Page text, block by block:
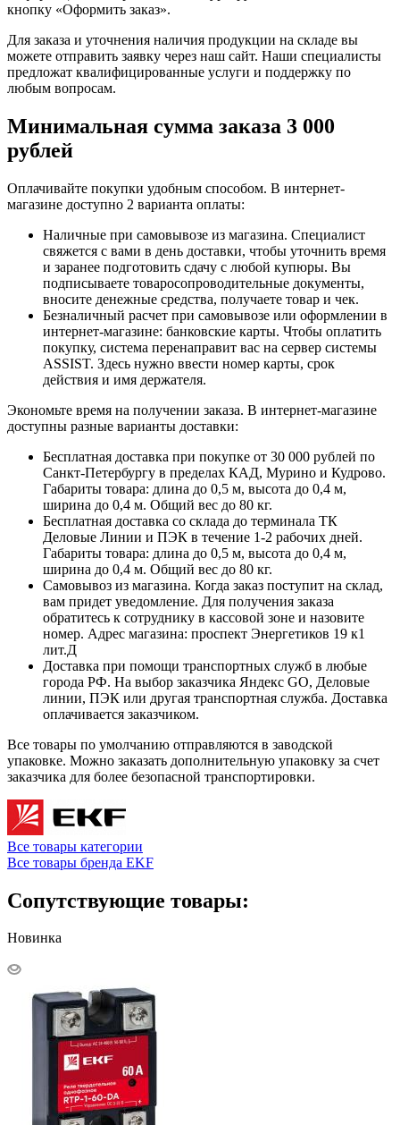
кнопку «Оформить заказ».
Для заказа и уточнения наличия продукции на складе вы
можете отправить заявку через наш сайт. Наши специалисты
предложат квалифицированные услуги и поддержку по
любым вопросам.
Минимальная сумма заказа 3 000
рублей
Оплачивайте покупки удобным способом. В интернет-
магазине доступно 2 варианта оплаты:
Наличные при самовывозе из магазина. Специалист
свяжется с вами в день доставки, чтобы уточнить время
и заранее подготовить сдачу с любой купюры. Вы
подписываете товаросопроводительные документы,
вносите денежные средства, получаете товар и чек.
Безналичный расчет при самовывозе или оформлении в
интернет-магазине: банковские карты. Чтобы оплатить
покупку, система перенаправит вас на сервер системы
ASSIST. Здесь нужно ввести номер карты, срок
действия и имя держателя.
Экономьте время на получении заказа. В интернет-магазине
доступны разные варианты доставки:
Бесплатная доставка при покупке от 30 000 рублей по
Санкт-Петербургу в пределах КАД, Мурино и Кудрово.
Габариты товара: длина до 0,5 м, высота до 0,4 м,
ширина до 0,4 м. Общий вес до 80 кг.
Бесплатная доставка со склада до терминала ТК
Деловые Линии и ПЭК в течение 1-2 рабочих дней.
Габариты товара: длина до 0,5 м, высота до 0,4 м,
ширина до 0,4 м. Общий вес до 80 кг.
Самовывоз из магазина. Когда заказ поступит на склад,
вам придет уведомление. Для получения заказа
обратитесь к сотруднику в кассовой зоне и назовите
номер. Адрес магазина: проспект Энергетиков 19 к1
лит.Д
Доставка при помощи транспортных служб в любые
города РФ. На выбор заказчика Яндекс GO, Деловые
линии, ПЭК или другая транспортная служба. Доставка
оплачивается заказчиком.
Все товары по умолчанию отправляются в заводской
упаковке. Можно заказать дополнительную упаковку за счет
заказчика для более безопасной транспортировки.
Все товары категории
Все товары бренда EKF
Сопутствующие товары:
Новинка